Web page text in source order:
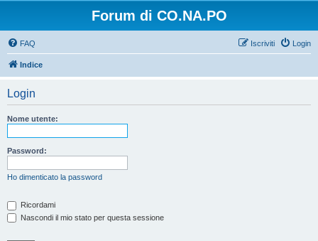
Forum di CO.NA.PO
FAQ Login
Iscriviti
Indice
Login
Nome utente:
Password:
Ho dimenticato la password
Ricordami
Nascondi il mio stato per questa sessione